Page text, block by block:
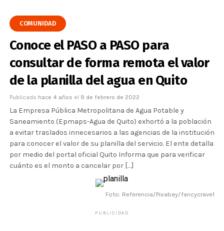
COMUNIDAD
Conoce el PASO a PASO para
consultar de forma remota el valor
de la planilla del agua en Quito
Publicado hace 4 años el 9 de febrero de 2022
La Empresa Pública Metropolitana de Agua Potable y
Saneamiento (Epmaps-Agua de Quito) exhortó a la población
a evitar traslados innecesarios a las agencias de la institución
para conocer el valor de su planilla del servicio. El ente detalla
por medio del portal oficial Quito Informa que para verificar
cuánto es el monto a cancelar por […]
Foto: Referencia/Pixabay/fancycrave1
PUBLICIDAD